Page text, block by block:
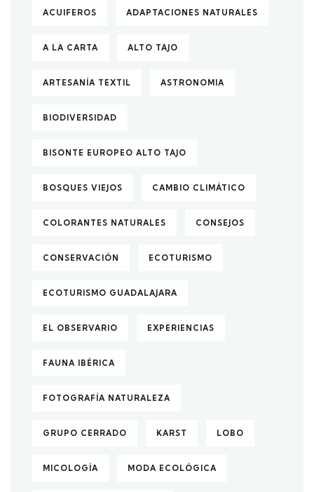
ACUIFEROS ADAPTACIONES NATURALES
A LA CARTA ALTO TAJO
ARTESANÍA TEXTIL ASTRONOMIA
BIODIVERSIDAD
BISONTE EUROPEO ALTO TAJO
BOSQUES VIEJOS CAMBIO CLIMÁTICO
COLORANTES NATURALES CONSEJOS
CONSERVACIÓN ECOTURISMO
ECOTURISMO GUADALAJARA
EL OBSERVARIO EXPERIENCIAS
FAUNA IBÉRICA
FOTOGRAFÍA NATURALEZA
GRUPO CERRADO KARST LOBO
MICOLOGÍA MODA ECOLÓGICA